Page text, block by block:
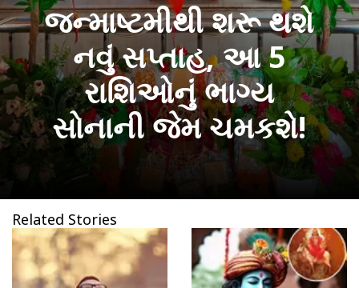
જન્માષ્ટમીથી શરૂ થશે
નવું સપ્તાહ, આ 5
રાશિઓનું ભાગ્ય
સોનાની જેમ ચમકશે!
Related Stories